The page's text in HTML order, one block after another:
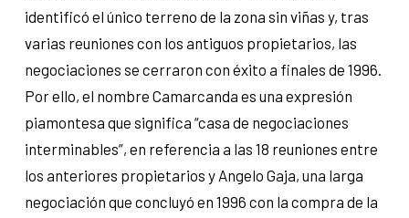
identificó el único terreno de la zona sin viñas y, tras
varias reuniones con los antiguos propietarios, las
negociaciones se cerraron con éxito a finales de 1996.
Por ello, el nombre Camarcanda es una expresión
piamontesa que significa “casa de negociaciones
interminables”, en referencia a las 18 reuniones entre
los anteriores propietarios y Angelo Gaja, una larga
negociación que concluyó en 1996 con la compra de la